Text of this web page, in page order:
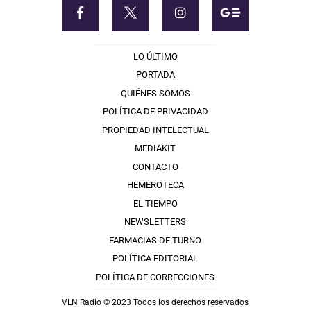
LO ÚLTIMO
PORTADA
QUIÉNES SOMOS
POLÍTICA DE PRIVACIDAD
PROPIEDAD INTELECTUAL
MEDIAKIT
CONTACTO
HEMEROTECA
EL TIEMPO
NEWSLETTERS
FARMACIAS DE TURNO
POLÍTICA EDITORIAL
POLÍTICA DE CORRECCIONES
VLN Radio © 2023 Todos los derechos reservados